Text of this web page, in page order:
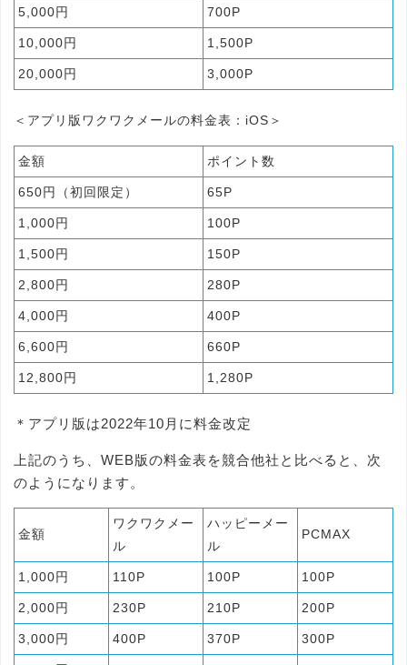
5,000円 700P
10,000円 1,500P
20,000円 3,000P
＜アプリ版ワクワクメールの料金表：iOS＞
金額 ポイント数
650円（初回限定） 65P
1,000円 100P
1,500円 150P
2,800円 280P
4,000円 400P
6,600円 660P
12,800円 1,280P
＊アプリ版は2022年10月に料金改定
上記のうち、WEB版の料金表を競合他社と比べると、次
のようになります。
金額
ワクワクメー
ル
ハッピーメー
ル
PCMAX
1,000円 110P 100P 100P
2,000円 230P 210P 200P
3,000円 400P 370P 300P